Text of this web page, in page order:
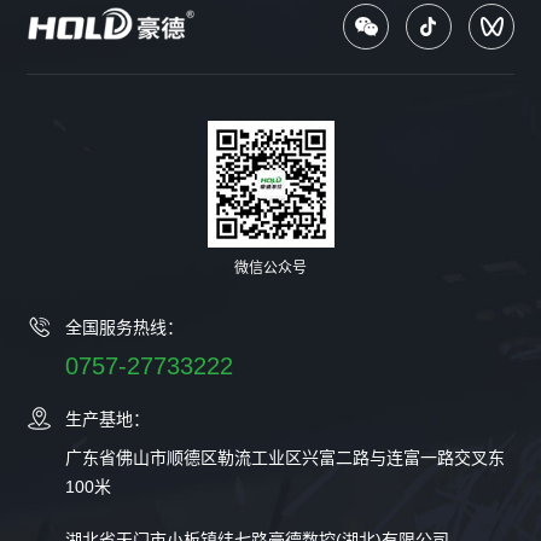
微信公众号
全国服务热线：
0757-27733222
生产基地：
广东省佛山市顺德区勒流工业区兴富二路与连富一路交叉东
100米